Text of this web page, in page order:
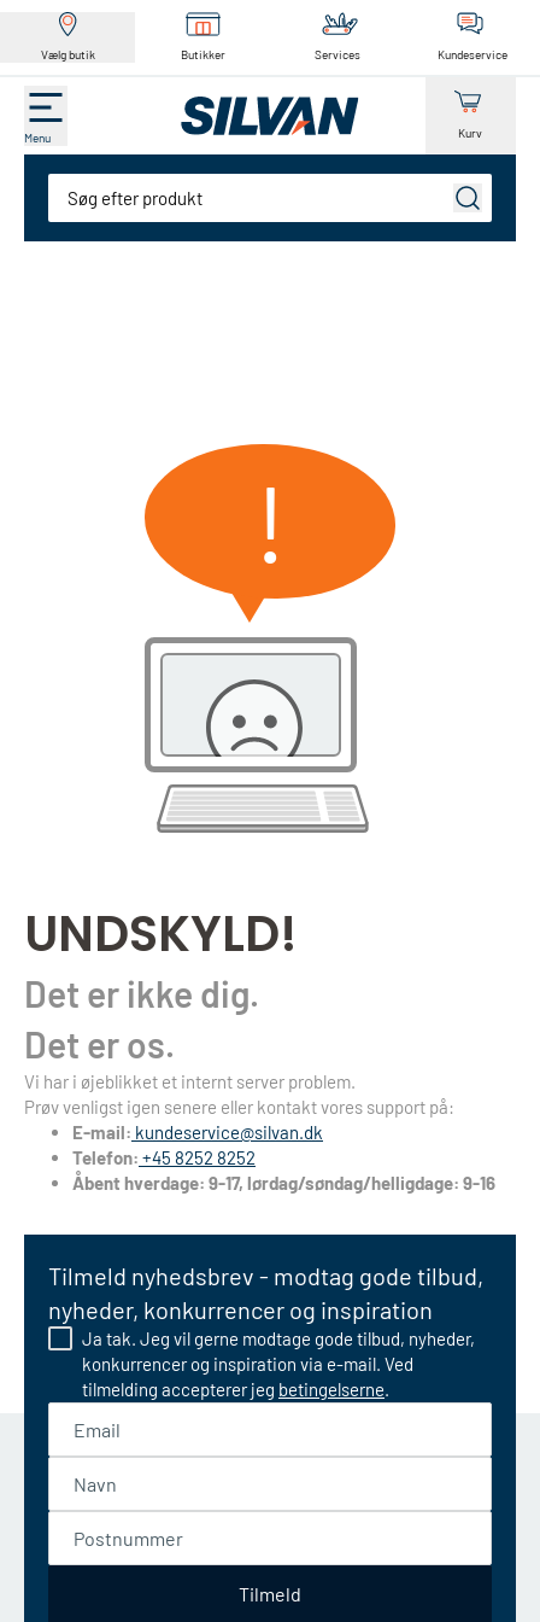
Vælg butik Butikker Services Kundeservice
Menu Kurv
Søg
UNDSKYLD!
Det er ikke dig.
Det er os.
Vi har i øjeblikket et internt server problem.
Prøv venligst igen senere eller kontakt vores support på:
E-mail: kundeservice@silvan.dk
Telefon: +45 8252 8252
Åbent hverdage: 9-17, lørdag/søndag/helligdage: 9-16
!
Tilmeld nyhedsbrev - modtag gode tilbud,
nyheder, konkurrencer og inspiration
Ja tak. Jeg vil gerne modtage gode tilbud, nyheder,
konkurrencer og inspiration via e-mail. Ved
tilmelding accepterer jeg betingelserne.
Tilmeld